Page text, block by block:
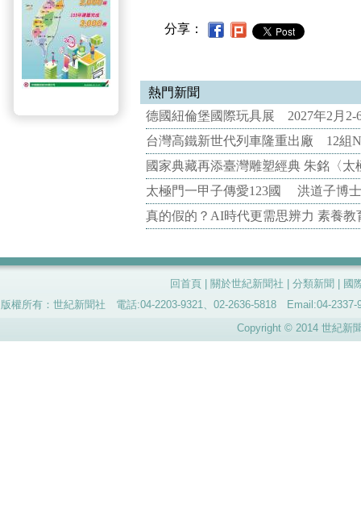
分享：
熱門新聞
德國紐倫堡國際玩具展 2027年2月2-
台灣高鐵新世代列車隆重出廠 12組
國家典藏再添臺灣雕塑經典 朱銘〈
太極門一甲子傳愛123國 洪道子博
真的假的？AI時代更需思辨力 素養
回首頁 關於世紀新聞社 分類新聞
國
版權所有：世紀新聞社 電話:04-2203-9321、02-2636-5818 Email:04-
Copyright © 2014 世紀新